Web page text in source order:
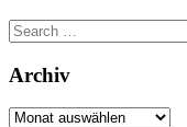
Search
for:
Archiv
Archiv